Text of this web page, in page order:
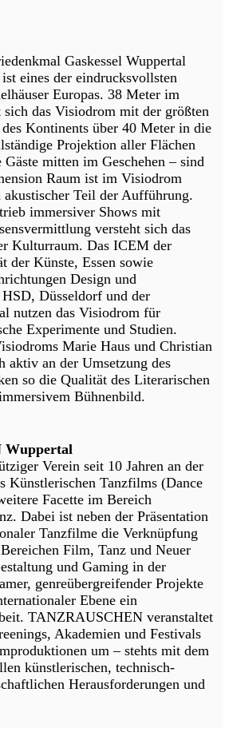
Gaskessel Wuppertal
eines der eindrucksvollsten
Europas. 38 Meter im
sich das Visiodrom mit der größten
Kontinents über 40 Meter in die
Projektion aller Flächen
mitten im Geschehen – sind
Raum ist im Visiodrom
Teil der Aufführung.
immersiver Shows mit
versteht sich das
Kulturraum. Das ICEM der
der Künste, Essen sowie
Design und
Düsseldorf und der
nutzen das Visiodrom für
Experimente und Studien.
Marie Haus und Christian
aktiv an der Umsetzung des
so die Qualität des Literarischen
Bühnenbild.
Wuppertal
Verein seit 10 Jahren an der
Künstlerischen Tanzfilms (Dance
Facette im Bereich
Dabei ist neben der Präsentation
Tanzfilme die Verknüpfung
Film, Tanz und Neuer
und Gaming in der
genreübergreifender Projekte
Ebene ein
TANZRAUSCHEN veranstaltet
Akademien und Festivals
um – stehts mit dem
künstlerischen, technisch-
Herausforderungen und